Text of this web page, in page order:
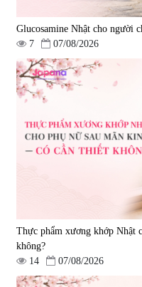
Tẩy tế bào chết Nichiei Bussan
Nano NMN+ Peeling Gel
|0
1.490.000 đ
Viên uống bổ gan Ribeto Shoji
Glucosamine Nhật cho người
7
07/08/2026
Thực phẩm xương khớp Nhật
không?
14
07/08/2026